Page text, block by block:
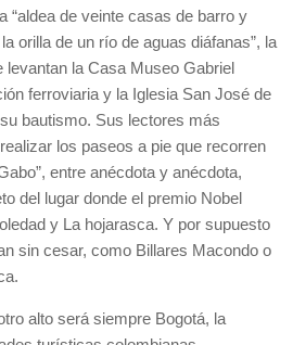
de veinte casas de barro y
orilla de un río de aguas diáfanas”, la
levantan la Casa Museo Gabriel
ferroviaria y la Iglesia San José de
bautismo. Sus lectores más
los paseos a pie que recorren
entre anécdota y anécdota,
del lugar donde el premio Nobel
y La hojarasca. Y por supuesto
sin cesar, como Billares Macondo o
alto será siempre Bogotá, la